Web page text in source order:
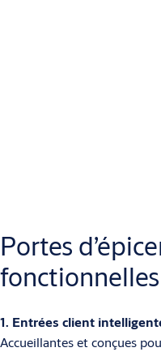
Portes
fonctionnelles
1. Entrées client
Accueillantes et conçues